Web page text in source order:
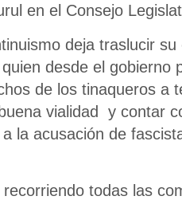
en el Consejo
deja traslucir
desde el gobierno
de los tinaqueros a
vialidad y contar
la acusación de
todas las